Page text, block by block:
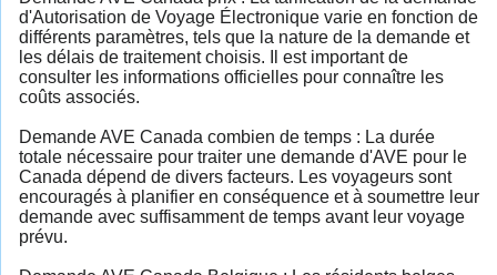
d'Autorisation de Voyage Électronique varie en fonction de
différents paramètres, tels que la nature de la demande et
les délais de traitement choisis. Il est important de
consulter les informations officielles pour connaître les
coûts associés.
Demande AVE Canada combien de temps : La durée
totale nécessaire pour traiter une demande d'AVE pour le
Canada dépend de divers facteurs. Les voyageurs sont
encouragés à planifier en conséquence et à soumettre leur
demande avec suffisamment de temps avant leur voyage
prévu.